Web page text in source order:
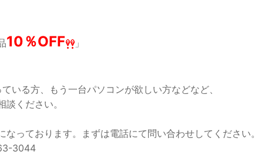
10％OFF 」
いる方、もう一台パソコンが欲しい方などなど、
談ください。
なっております。まずは電話にて問い合わせしてください。
3044